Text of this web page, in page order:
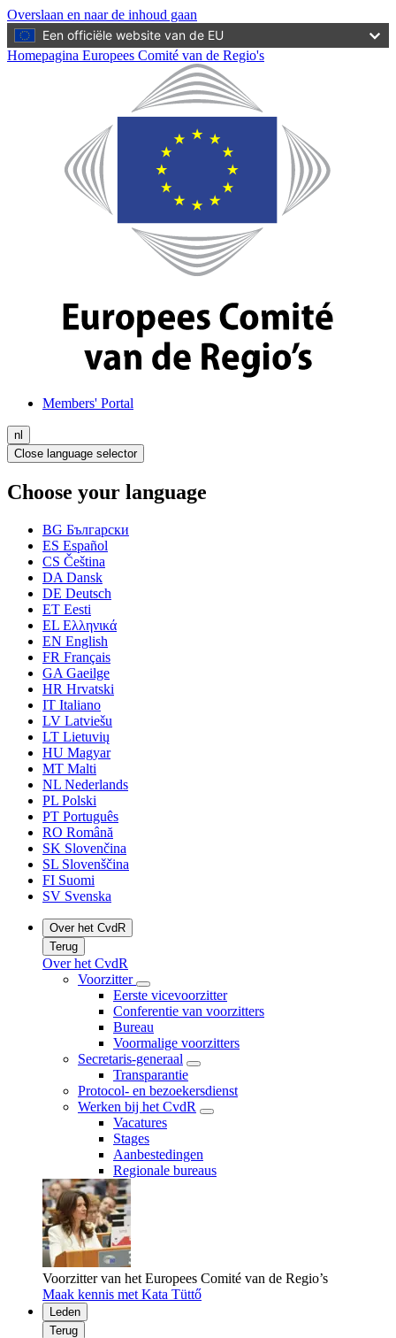
Overslaan en naar de inhoud gaan
Een officiële website van de EU
Homepagina Europees Comité van de Regio's
Members' Portal
nl
Close language selector
Choose your language
BG Български
ES Español
CS Čeština
DA Dansk
DE Deutsch
ET Eesti
EL Ελληνικά
EN English
FR Français
GA Gaeilge
HR Hrvatski
IT Italiano
LV Latviešu
LT Lietuvių
HU Magyar
MT Malti
NL Nederlands
PL Polski
PT Português
RO Română
SK Slovenčina
SL Slovenščina
FI Suomi
SV Svenska
Over het CvdR
Terug
Over het CvdR
Voorzitter
Eerste vicevoorzitter
Conferentie van voorzitters
Bureau
Voormalige voorzitters
Secretaris-generaal
Transparantie
Protocol- en bezoekersdienst
Werken bij het CvdR
Vacatures
Stages
Aanbestedingen
Regionale bureaus
Voorzitter van het Europees Comité van de Regio’s
Maak kennis met Kata Tüttő
Leden
Terug